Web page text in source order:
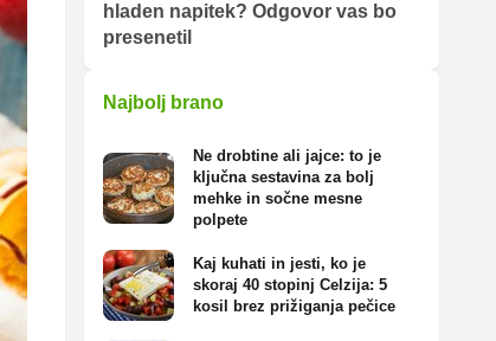
hladen napitek? Odgovor vas bo
presenetil
Najbolj brano
Ne drobtine ali jajce: to je
ključna sestavina za bolj
mehke in sočne mesne
polpete
Kaj kuhati in jesti, ko je
skoraj 40 stopinj Celzija: 5
kosil brez prižiganja pečice